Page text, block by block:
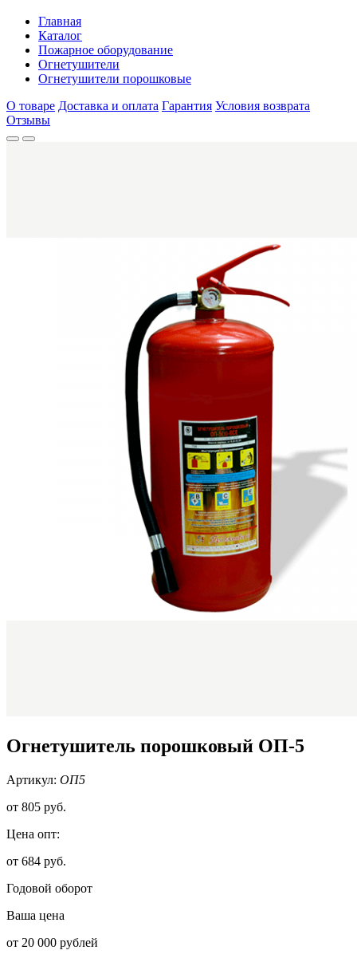
Главная
Каталог
Пожарное оборудование
Огнетушители
Огнетушители порошковые
О товаре Доставка и оплата Гарантия Условия возврата
Отзывы
Огнетушитель порошковый ОП-5
Артикул: ОП5
от 805 руб.
Цена опт:
от 684 руб.
Годовой оборот
Ваша цена
от 20 000 рублей